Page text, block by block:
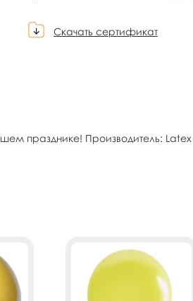
Скачать сертификат
празднике! Производитель: